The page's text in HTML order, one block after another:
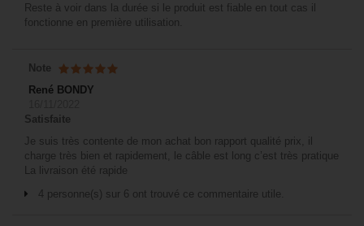
Reste à voir dans la durée si le produit est fiable en tout cas il
fonctionne en première utilisation.
Note
René BONDY
Satisfaite
Je suis très contente de mon achat bon rapport qualité prix, il
charge très bien et rapidement, le câble est long c’est très pratique
La livraison été rapide
4 personne(s) sur 6 ont trouvé ce commentaire utile.